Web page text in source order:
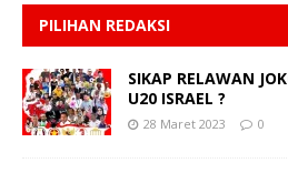
PILIHAN REDAKSI
SIKAP RELAWAN
U20 ISRAEL ?
28 Maret 2023 0